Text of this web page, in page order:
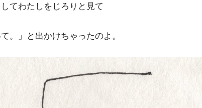
てわたしをじろりと見て
。」と出かけちゃったのよ。